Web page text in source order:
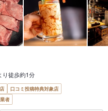
り徒歩約1分
口コミ投稿特典対象店
者